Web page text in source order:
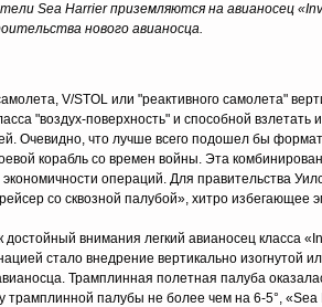
Sea Harrier приземляются на авианосец
нового авианосца.
V/STOL или "реактивного самолета"
"воздух-поверхность" и способной взлетать и
Очевидно, что лучше всего подошел бы формат
корабль со времен войны. Эта
операций. Для правительства
со сквозной палубой», хитро
внимания легкий авианосец класса
стало внедрение вертикально изогнутой
Трамплинная полетная палуба
палубы не более чем на 6-5°,